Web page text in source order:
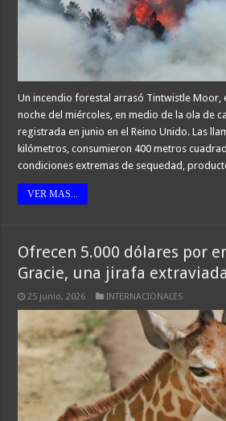
Un incendio forestal arrasó Tintwistle Moor,
noche del miércoles, en medio de la ola de
registrada en junio en el Reino Unido. Las
kilómetros, consumieron 400 metros
condiciones extremas de sequedad,
VER MAS...
Ofrecen 5.000 dólares por
Gracie, una jirafa extraviada
25 junio, 2026 INTERNACIONALES